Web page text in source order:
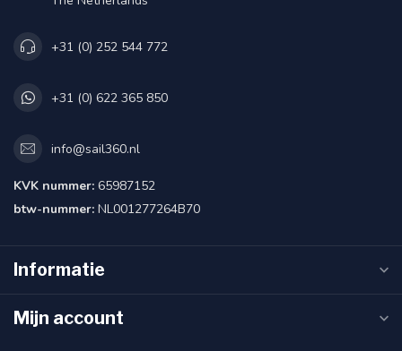
+31 (0) 252 544 772
+31 (0) 622 365 850
info@sail360.nl
KVK nummer: 65987152
btw-nummer: NL001277264B70
Informatie
Mijn account